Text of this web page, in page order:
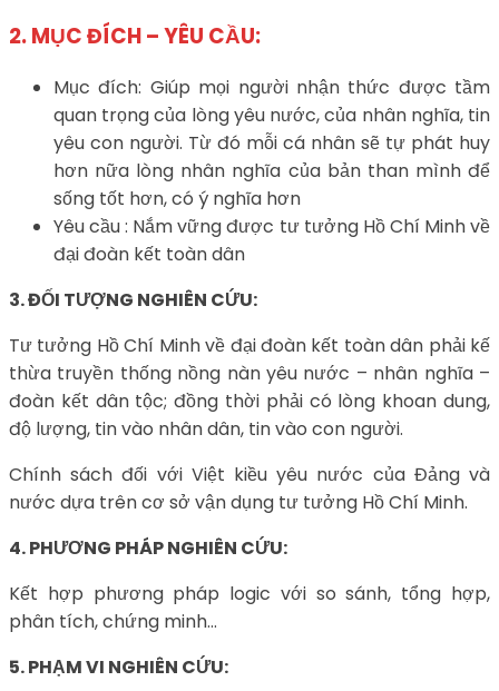
2. MỤC ĐÍCH – YÊU CẦU:
Mục đích: Giúp mọi người nhận thức được tầm
quan trọng của lòng yêu nước, của nhân nghĩa, tin
yêu con người. Từ đó mỗi cá nhân sẽ tự phát huy
hơn nữa lòng nhân nghĩa của bản than mình để
sống tốt hơn, có ý nghĩa hơn
Yêu cầu : Nắm vững được tư tưởng Hồ Chí Minh về
đại đoàn kết toàn dân
3. ĐỐI TƯỢNG NGHIÊN CỨU:
Tư tưởng Hồ Chí Minh về đại đoàn kết toàn dân phải kế
thừa truyền thống nồng nàn yêu nước – nhân nghĩa –
đoàn kết dân tộc; đồng thời phải có lòng khoan dung,
độ lượng, tin vào nhân dân, tin vào con người.
Chính sách đối với Việt kiều yêu nước của Đảng và
nước dựa trên cơ sở vận dụng tư tưởng Hồ Chí Minh.
4. PHƯƠNG PHÁP NGHIÊN CỨU:
Kết hợp phương pháp logic với so sánh, tổng hợp,
phân tích, chứng minh…
5. PHẠM VI NGHIÊN CỨU: